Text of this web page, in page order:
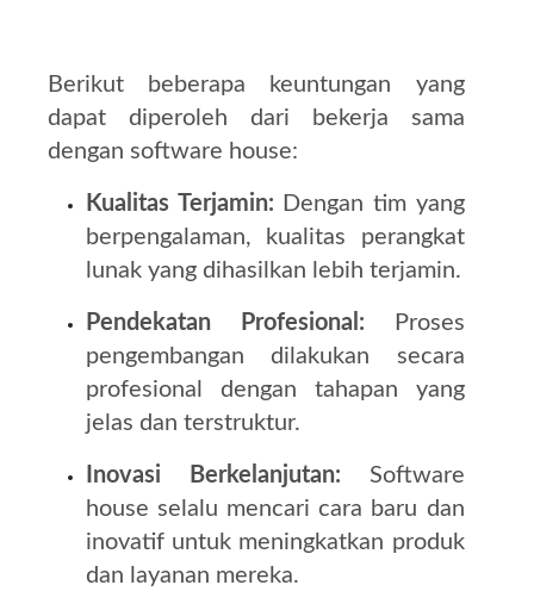
Berikut beberapa keuntungan yang
dapat diperoleh dari bekerja sama
dengan software house:
Kualitas Terjamin: Dengan tim yang
berpengalaman, kualitas perangkat
lunak yang dihasilkan lebih terjamin.
Pendekatan Profesional:
Proses
pengembangan dilakukan secara
profesional dengan tahapan yang
jelas dan terstruktur.
Inovasi Berkelanjutan:
Software
house selalu mencari cara baru dan
inovatif untuk meningkatkan produk
dan layanan mereka.